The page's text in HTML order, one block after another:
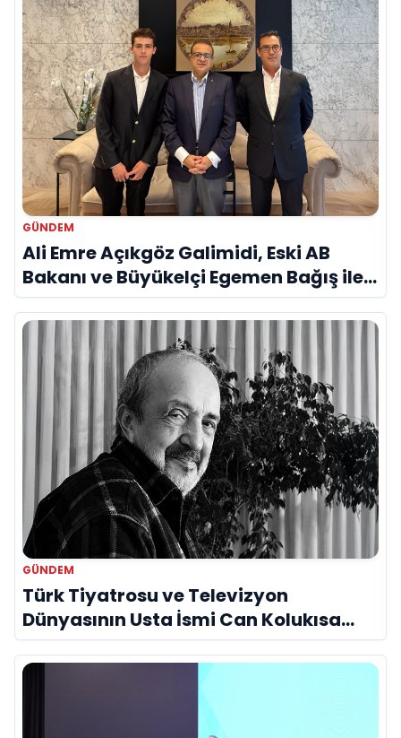
GÜNDEM
Ali Emre Açıkgöz Galimidi, Eski AB
Bakanı ve Büyükelçi Egemen Bağış ile
Bir Araya Geldi
GÜNDEM
Türk Tiyatrosu ve Televizyon
Dünyasının Usta İsmi Can Kolukısa
Hayatını Kaybetti